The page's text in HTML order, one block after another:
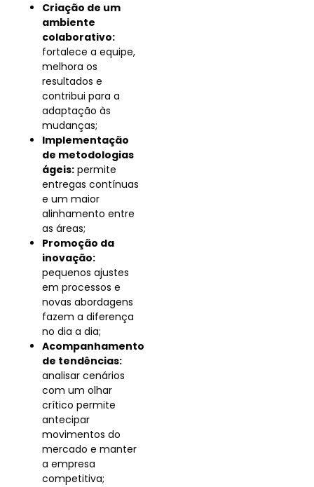
Criação de um
ambiente
colaborativo:
fortalece a equipe,
melhora os
resultados e
contribui para a
adaptação às
mudanças;
Implementação
de metodologias
ágeis: permite
entregas contínuas
e um maior
alinhamento entre
as áreas;
Promoção da
inovação:
pequenos ajustes
em processos e
novas abordagens
fazem a diferença
no dia a dia;
Acompanhamento
de tendências:
analisar cenários
com um olhar
crítico permite
antecipar
movimentos do
mercado e manter
a empresa
competitiva;